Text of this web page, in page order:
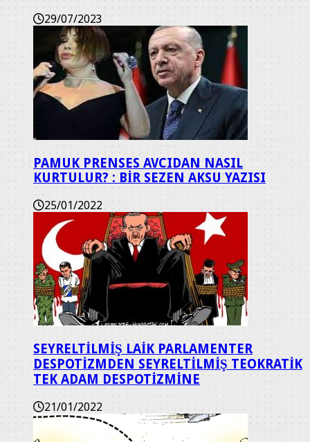
29/07/2023
PAMUK PRENSES AVCIDAN NASIL
KURTULUR? : BİR SEZEN AKSU YAZISI
25/01/2022
SEYRELTİLMİŞ LAİK PARLAMENTER
DESPOTİZMDEN SEYRELTİLMİŞ TEOKRATİK
TEK ADAM DESPOTİZMİNE
21/01/2022